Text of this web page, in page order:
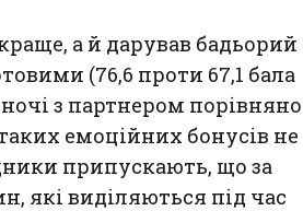
а й дарував бадьорий
(76,6 проти 67,1 бала
з партнером порівняно
емоційних бонусів не
припускають, що за
які виділяються під час